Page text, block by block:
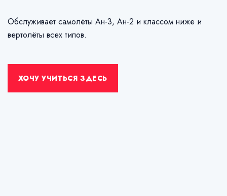
Обслуживает самолёты Ан-3, Ан-2 и классом ниже и
вертолёты всех типов.
ХОЧУ УЧИТЬСЯ ЗДЕСЬ